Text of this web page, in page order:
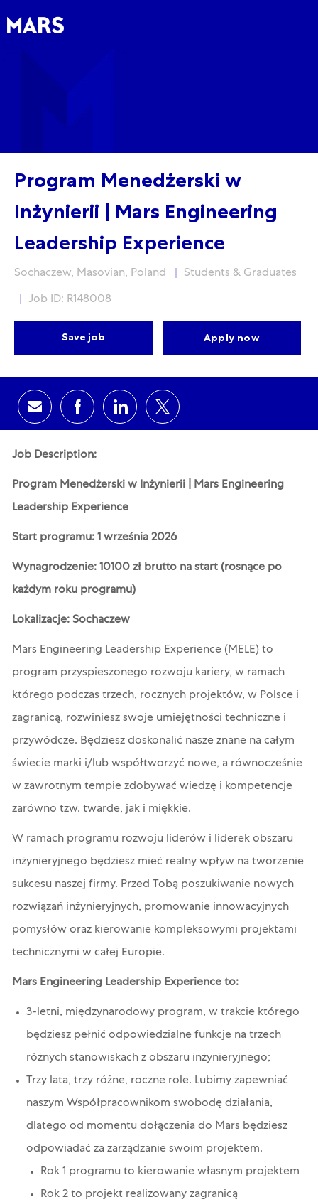
Program Menedżerski w
Inżynierii | Mars Engineering
Leadership Experience
Location
Sochaczew, Masovian, Poland Category
Students & Graduates
Job ID: R148008
Save job Apply now
Share via email
Share via Facebook
Share via LinkedIn
Share via twitter
Job Description:
Program Menedżerski w Inżynierii | Mars Engineering
Leadership Experience
Start programu: 1 września 2026
Wynagrodzenie: 10100 zł brutto na start (rosnące po
każdym roku programu)
Lokalizacje: Sochaczew
Mars Engineering Leadership Experience (MELE) to
program przyspieszonego rozwoju kariery, w ramach
którego podczas trzech, rocznych projektów, w Polsce i
zagranicą, rozwiniesz swoje umiejętności techniczne i
przywódcze. Będziesz doskonalić nasze znane na całym
świecie marki i/lub współtworzyć nowe, a równocześnie
w zawrotnym tempie zdobywać wiedzę i kompetencje
zarówno tzw. twarde, jak i miękkie.
W ramach programu rozwoju liderów i liderek obszaru
inżynieryjnego będziesz mieć realny wpływ na tworzenie
sukcesu naszej firmy. Przed Tobą poszukiwanie nowych
rozwiązań inżynieryjnych, promowanie innowacyjnych
pomysłów oraz kierowanie kompleksowymi projektami
technicznymi w całej Europie.
Mars Engineering Leadership Experience to:
3-letni, międzynarodowy program, w trakcie którego
będziesz pełnić odpowiedzialne funkcje na trzech
różnych stanowiskach z obszaru inżynieryjnego;
Trzy lata, trzy różne, roczne role. Lubimy zapewniać
naszym Współpracownikom swobodę działania,
dlatego od momentu dołączenia do Mars będziesz
odpowiadać za zarządzanie swoim projektem.
Rok 1 programu to kierowanie własnym projektem
Rok 2 to projekt realizowany zagranicą